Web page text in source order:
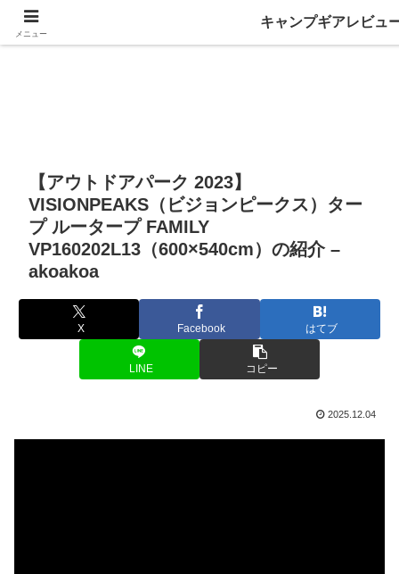
【アウトドアパーク 2023】
VISIONPEAKS（ビジョンピークス）ター
プ ルータープ FAMILY
VP160202L13（600×540cm）の紹介 –
akoakoa
X Facebook はてブ
LINE コピー
2025.12.04
メニュー
キャンプギアレビュ